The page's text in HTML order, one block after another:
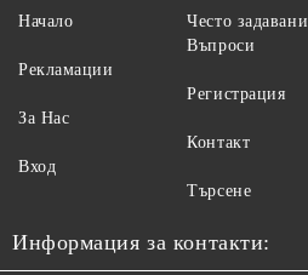
Начало
Рекламации
За Нас
Вход
Често задавани
Въпроси
Регистрация
Контакт
Търсене
Информация за контакти: